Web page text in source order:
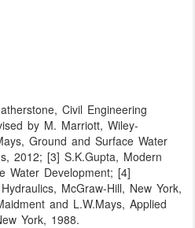
Civil Engineering
by M. Marriott, Wiley-
Ground and Surface Water
2012; [3] S.K.Gupta, Modern
Water Development; [4]
McGraw-Hill, New York,
and L.W.Mays, Applied
York, 1988.